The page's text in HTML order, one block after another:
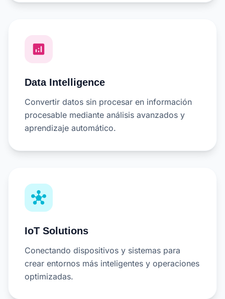
analytics
Data Intelligence
Convertir datos sin procesar en información
procesable mediante análisis avanzados y
aprendizaje automático.
hub
IoT Solutions
Conectando dispositivos y sistemas para
crear entornos más inteligentes y operaciones
optimizadas.